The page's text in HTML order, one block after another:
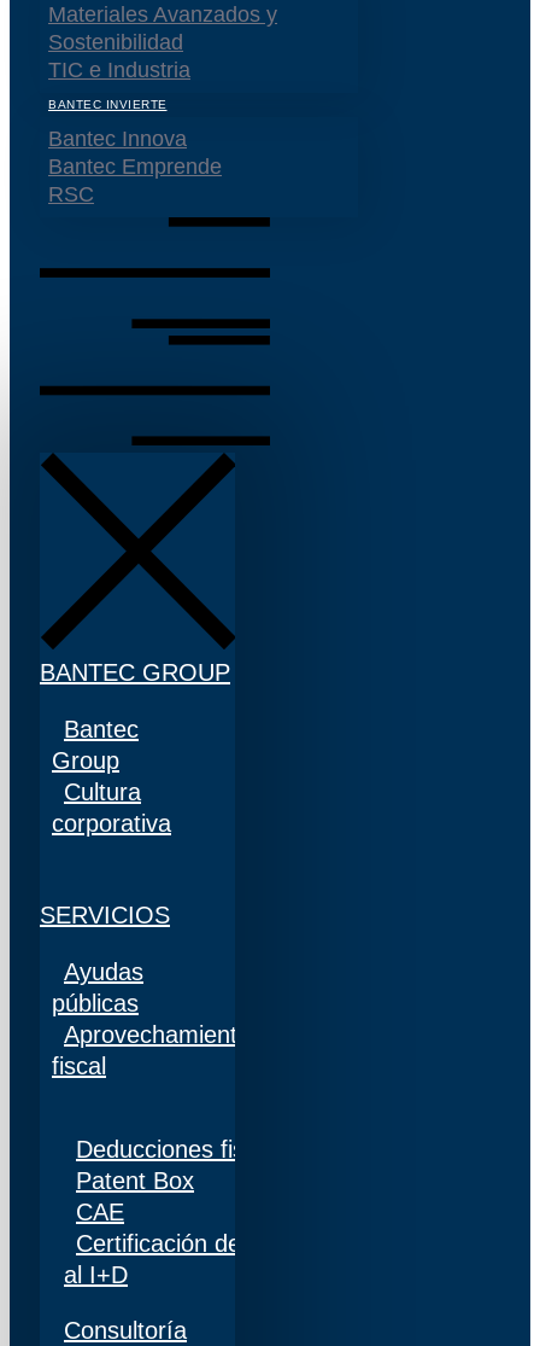
Materiales Avanzados y
Sostenibilidad
TIC e Industria
BANTEC INVIERTE
Bantec Innova
Bantec Emprende
RSC
BANTEC GROUP
Bantec
Group
Cultura
corporativa
SERVICIOS
Ayudas
públicas
Aprovechamiento
fiscal
Deducciones fiscales
Patent Box
CAE
Certificación de personal adscrito al 100%
al I+D
Consultoría